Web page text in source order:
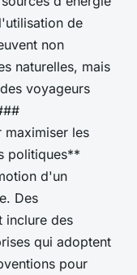
de
non
naturelles, mais
voyageurs
maximiser les
politiques**
d'un
Des
inclure des
qui adoptent
pour